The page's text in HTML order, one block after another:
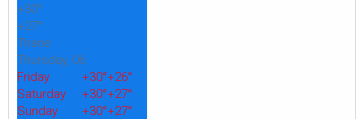
+30°
+27°
Thane
Thursday, 06
Friday
+30°+26°
Saturday
+30°+27°
Sunday
+30°+27°